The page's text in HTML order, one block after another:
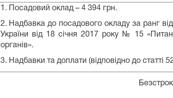
1. Посадовий оклад – 4 394 грн.
2. Надбавка до посадового окладу за ранг
України від 18 січня 2017 року № 15
органів».
3. Надбавки та доплати (відповідно до статті